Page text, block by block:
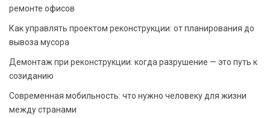
ремонте офисов
Как управлять проектом реконструкции: от планирования до
вывоза мусора
Демонтаж при реконструкции: когда разрушение — это путь к
созиданию
Современная мобильность: что нужно человеку для жизни
между странами